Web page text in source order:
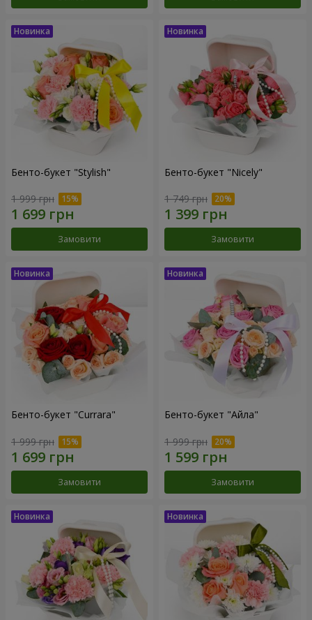
Бенто-букет "Stylish"
1 999 грн
Замовити
Бенто-букет "Nicely"
1 749 грн
Замовити
Бенто-букет "Currara"
1 999 грн
Замовити
Бенто-букет "Айла"
1 999 грн
Замовити